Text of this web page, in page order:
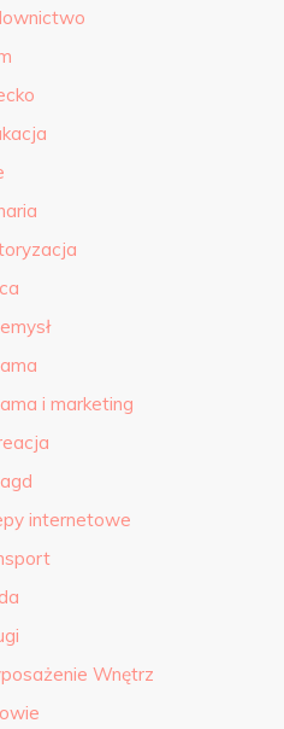
i marketing
internetowe
Wnętrz